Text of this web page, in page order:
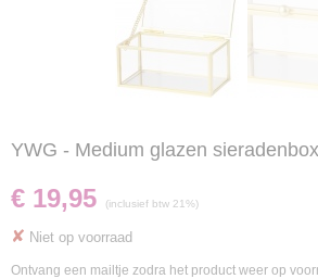
YWG - Medium glazen sieradenbox
€ 19,95 (inclusief btw 21%)
✘ Niet op voorraad
Ontvang een mailtje zodra het product weer op